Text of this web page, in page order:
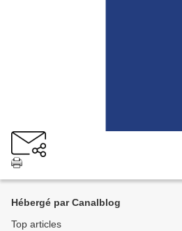
Hébergé par Canalblog
Top articles